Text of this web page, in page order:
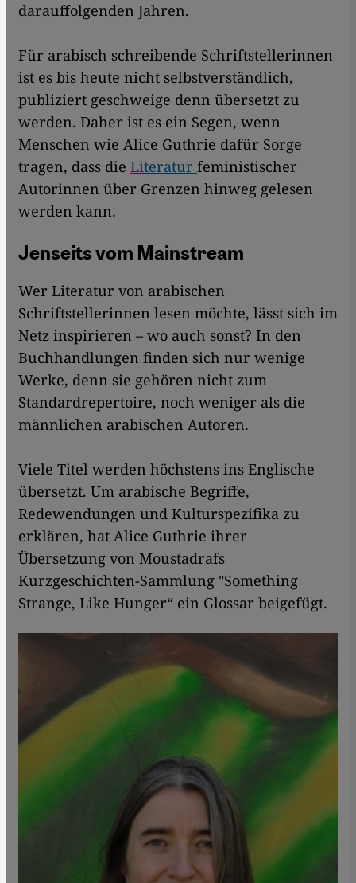
darauffolgenden Jahren.
Für arabisch schreibende Schriftstellerinnen
ist es bis heute nicht selbstverständlich,
publiziert geschweige denn übersetzt zu
werden. Daher ist es ein Segen, wenn
Menschen wie Alice Guthrie dafür Sorge
tragen, dass die Literatur feministischer
Autorinnen über Grenzen hinweg gelesen
werden kann.
Jenseits vom Mainstream
Wer Literatur von arabischen
Schriftstellerinnen lesen möchte, lässt sich im
Netz inspirieren – wo auch sonst? In den
Buchhandlungen finden sich nur wenige
Werke, denn sie gehören nicht zum
Standardrepertoire, noch weniger als die
männlichen arabischen Autoren.
Viele Titel werden höchstens ins Englische
übersetzt. Um arabische Begriffe,
Redewendungen und Kulturspezifika zu
erklären, hat Alice Guthrie ihrer
Übersetzung von Moustadrafs
Kurzgeschichten-Sammlung "Something
Strange, Like Hunger“ ein Glossar beigefügt.